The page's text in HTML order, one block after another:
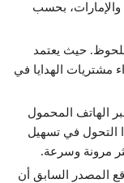
والإمارات، بحسب
حيث يعتمد
مشتريات الهدايا في
الهاتف المحمول
التحول في تسهيل
مرونة وسرعة.
المصدر السابق أن